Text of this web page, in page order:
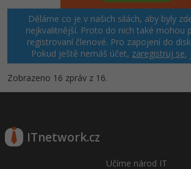
Děláme co je v našich silách, aby byly
nejkvalitnější. Proto do nich také mohou
registrovaní členové. Pro zapojení do
Pokud ještě nemáš účet, zaregistruj se,
Zobrazeno 16 zpráv z 16.
ITnetwork.cz
Učíme národ IT